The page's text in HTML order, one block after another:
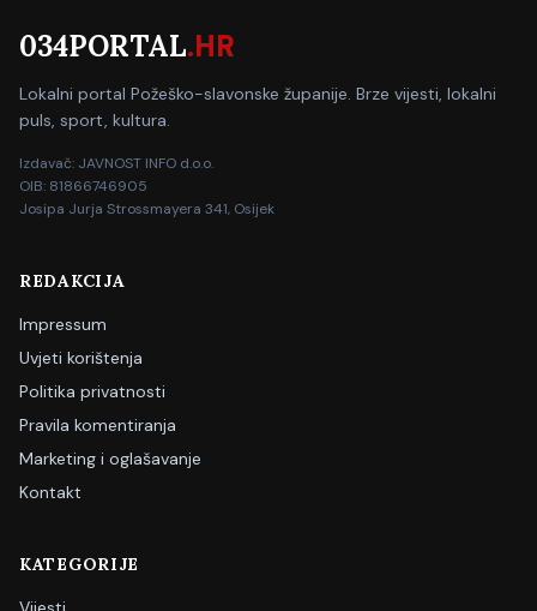
034PORTAL.HR
Lokalni portal Požeško-slavonske županije. Brze vijesti, lokalni
puls, sport, kultura.
Izdavač: JAVNOST INFO d.o.o.
OIB: 81866746905
Josipa Jurja Strossmayera 341, Osijek
REDAKCIJA
Impressum
Uvjeti korištenja
Politika privatnosti
Pravila komentiranja
Marketing i oglašavanje
Kontakt
KATEGORIJE